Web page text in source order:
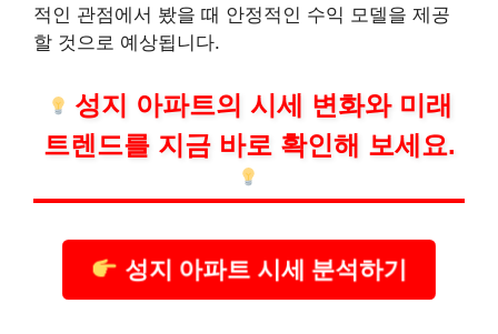
적인 관점에서 봤을 때 안정적인 수익 모델을 제공
할 것으로 예상됩니다.
성지 아파트의 시세 변화와 미래
트렌드를 지금 바로 확인해 보세요.
성지 아파트 시세 분석하기